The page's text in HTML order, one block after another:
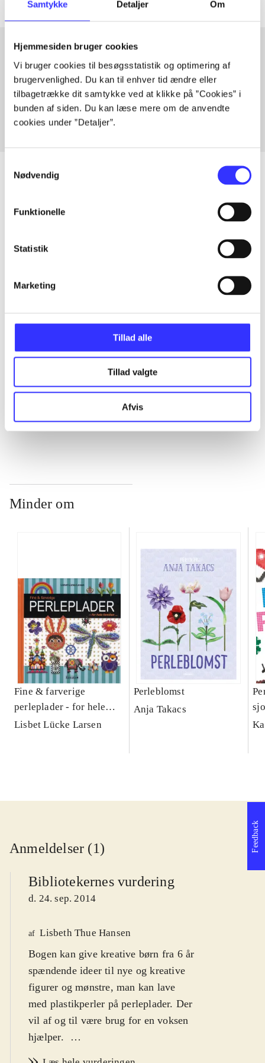
Samtykke Detaljer Om
Hjemmesiden bruger cookies
Vi bruger cookies til besøgsstatistik og optimering af
brugervenlighed. Du kan til enhver tid ændre eller
tilbagetrække dit samtykke ved at klikke på ”Cookies” i
bunden af siden. Du kan læse mere om de anvendte
cookies under ”Detaljer”.
Nødvendig
Funktionelle
Statistik
Marketing
Tillad alle
Tillad valgte
Afvis
Artikler med samme emner
Fra
Artikler
Minder om
Fine & farverige
perleplader - for hele
familien
Lisbet Lücke Larsen
Perleblomst
Anja Takacs
Anmeldelser (1)
Bibliotekernes vurdering
d. 24. sep. 2014
af Lisbeth Thue Hansen
Bogen kan give kreative børn fra 6 år
spændende ideer til nye og kreative
figurer og mønstre, man kan lave
med plastikperler på perleplader. Der
vil af og til være brug for en voksen
hjælper.
Feedback